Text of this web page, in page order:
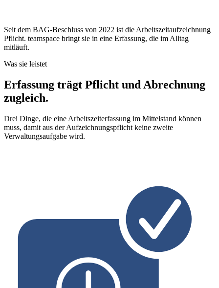
Seit dem BAG-Beschluss von 2022 ist die Arbeitszeitaufzeichnung
Pflicht. teamspace bringt sie in eine Erfassung, die im Alltag
mitläuft.
Was sie leistet
Erfassung trägt Pflicht und Abrechnung
zugleich.
Drei Dinge, die eine Arbeitszeiterfassung im Mittelstand können
muss, damit aus der Aufzeichnungspflicht keine zweite
Verwaltungsaufgabe wird.